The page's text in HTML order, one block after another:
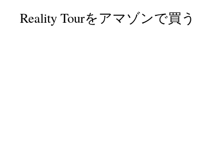
Reality Tourをアマゾンで買う